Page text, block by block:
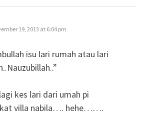
19, 2013 at 6:04 pm
isu lari rumah atau lari
kes lari dari umah pi
kat villa nabila…. hehe…….